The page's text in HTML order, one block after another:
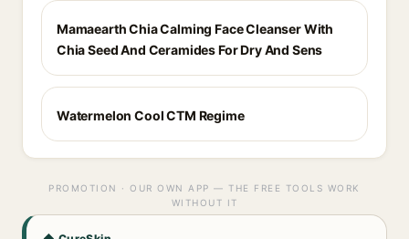
Mamaearth Chia Calming Face Cleanser With
Chia Seed And Ceramides For Dry And Sens
Watermelon Cool CTM Regime
PROMOTION · OUR OWN APP — THE FREE TOOLS WORK
WITHOUT IT